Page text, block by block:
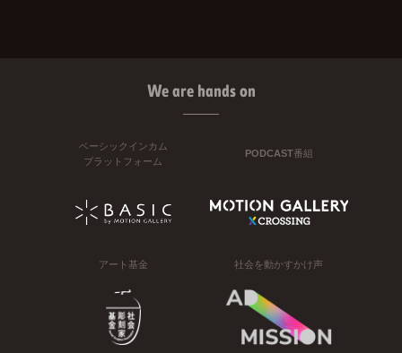
We are hands on
ベーシックインカム
プラットフォーム
PODCAST番組
アート基金 社会を動かすかけ声